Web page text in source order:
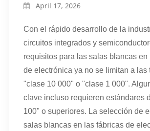
April 17, 2026
Con el rápido desarrollo de la
circuitos integrados y
requisitos para las salas blancas en
de electrónica ya no se limitan a las
"clase 10 000" o "clase 1 000".
clave incluso requieren estándares
100" o superiores. La selección de
salas blancas en las fábricas de